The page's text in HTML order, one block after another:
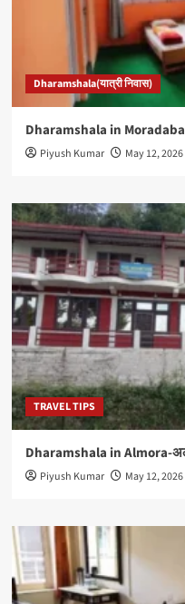
Dharamshala(यात्री निवास)
Dharamshala in Moradabad-
Piyush Kumar May 12, 2026
TRAVEL TIPS
Dharamshala in Almora-
Piyush Kumar May 12, 2026